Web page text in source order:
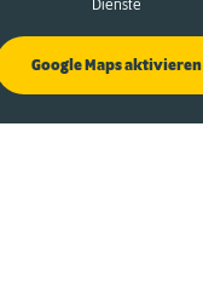
Dienste
Google Maps aktivieren